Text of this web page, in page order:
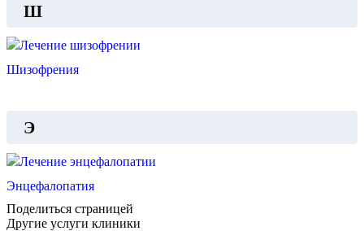
Ш
Шизофрения
Э
Энцефалопатия
Поделиться страницей
Другие услуги клиники